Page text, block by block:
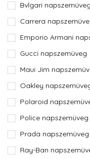
Bvlgari napszemüveg
Carrera
Emporio Armani
Gucci napszemüveg
Maui Jim
Oakley
Polaroid
Police napszemüveg
Prada napszemüveg
Ray-Ban